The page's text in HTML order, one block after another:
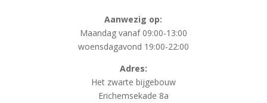
Aanwezig op:
Maandag vanaf 09:00-13:00
woensdagavond 19:00-22:00
Adres:
Het zwarte bijgebouw
Erichemsekade 8a